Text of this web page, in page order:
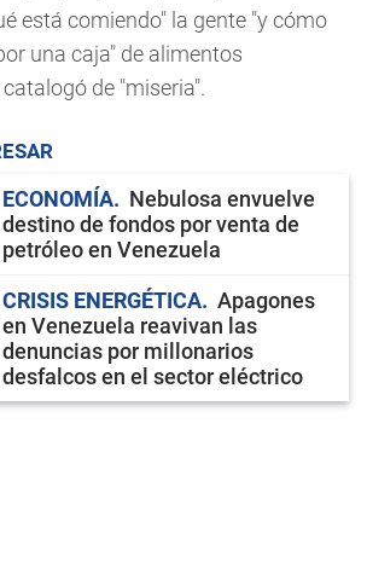
está comiendo" la gente "y cómo
una caja" de alimentos
de "miseria".
ECONOMÍA
Nebulosa envuelve
destino de fondos por venta de
petróleo en Venezuela
CRISIS ENERGÉTICA
Apagones
en Venezuela reavivan las
denuncias por millonarios
desfalcos en el sector eléctrico